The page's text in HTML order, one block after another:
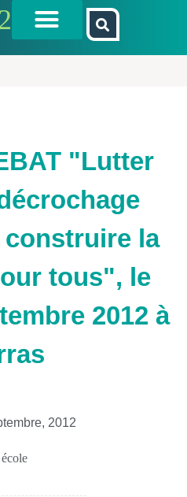
"Lutter
la
tous", le
2012 à
2012
école